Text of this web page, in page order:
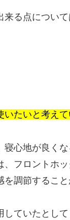
る点につい
たいと考え
心地が良く
フロントホ
調節すること
ていたとし